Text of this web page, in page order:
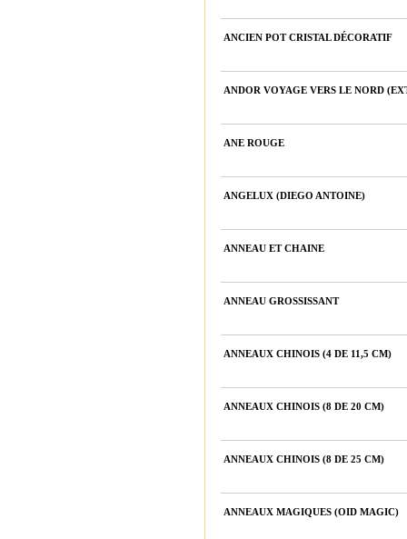
ANCIEN POT CRISTAL DÉCORATIF
ANDOR VOYAGE VERS LE NORD
ANE ROUGE
ANGELUX (DIEGO ANTOINE)
ANNEAU ET CHAINE
ANNEAU GROSSISSANT
ANNEAUX CHINOIS (4 DE 11,5 CM)
ANNEAUX CHINOIS (8 DE 20 CM)
ANNEAUX CHINOIS (8 DE 25 CM)
ANNEAUX MAGIQUES (OID MAGIC)